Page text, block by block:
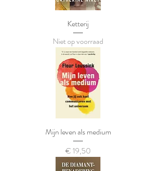
Ketterij
Niet op voorraad
Mijn leven als medium
Prijs
€ 19,50